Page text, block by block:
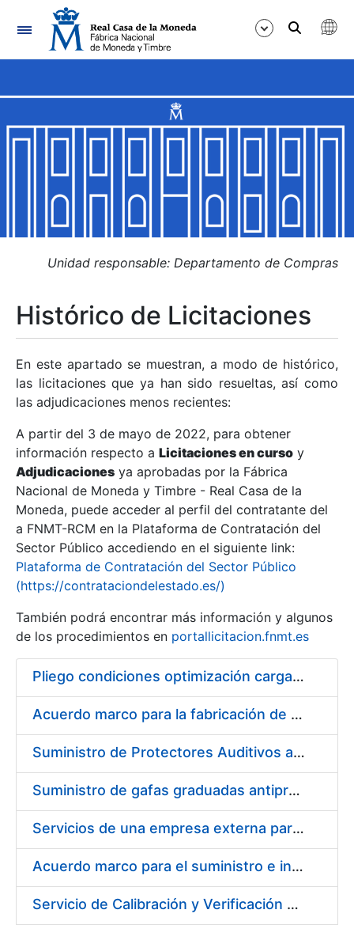
Navegación
Mostrar/Ocultar
Mostrar/Ocultar
Mostrar/Ocultar
Mostrar/Ocultar
Mostrar/Ocultar
Mostrar/Ocultar
Unidad responsable: Departamento de Compras
Histórico de Licitaciones
En este apartado se muestran, a modo de histórico,
las licitaciones que ya han sido resueltas, así como
las adjudicaciones menos recientes:
A partir del 3 de mayo de 2022, para obtener
información respecto a Licitaciones en curso y
Adjudicaciones ya aprobadas por la Fábrica
Nacional de Moneda y Timbre - Real Casa de la
Moneda, puede acceder al perfil del contratante del
a FNMT-RCM en la Plataforma de Contratación del
Sector Público accediendo en el siguiente link:
Plataforma de Contratación del Sector Público
(https://contrataciondelestado.es/)
También podrá encontrar más información y algunos
de los procedimientos en portallicitacion.fnmt.es
Pliego condiciones optimización cargas compras firmado
Acuerdo marco para la fabricación de piezas
Suministro de Protectores Auditivos a medida para las personas trabajadoras de los Centros de Trabajo de Madrid y Burgos
Suministro de gafas graduadas antiproyecciones para los trabajadores de la FNMT-RCM en los centros de trabajo de Madrid y Burgos
Servicios de una empresa externa para el asesoramiento y resolución de los recursos de alzada que se presentan relacionados con procesos de selección para la FNMT-RCM
Acuerdo marco para el suministro e instalación de persianas, estores y otros complementos
Servicio de Calibración y Verificación Externa de los Equipos de Medición del Servicio de Prevención de la FNMT-RCM